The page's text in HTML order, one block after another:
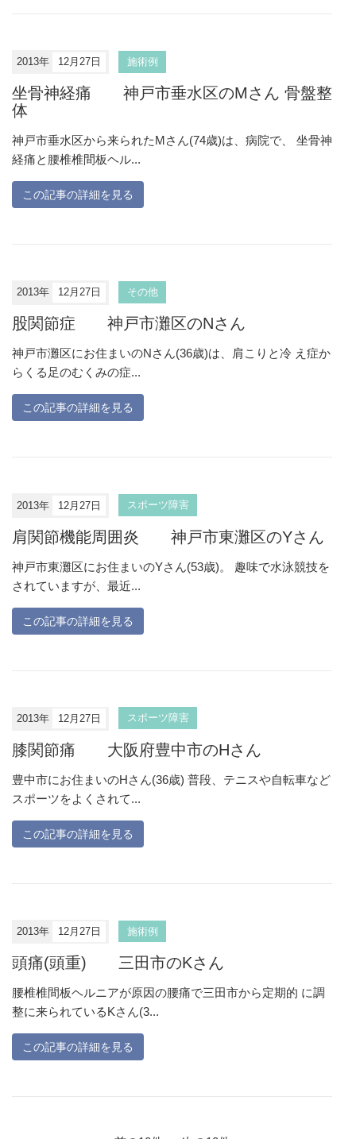
2013年 12月27日 施術例
坐骨神経痛 神戸市垂水区のMさん 骨盤整
体
神戸市垂水区から来られたMさん(74歳)は、病院で、 坐骨神
経痛と腰椎椎間板ヘル...
この記事の詳細を見る
2013年 12月27日 その他
股関節症 神戸市灘区のNさん
神戸市灘区にお住まいのNさん(36歳)は、肩こりと冷 え症か
らくる足のむくみの症...
この記事の詳細を見る
2013年 12月27日 スポーツ障害
肩関節機能周囲炎 神戸市東灘区のYさん
神戸市東灘区にお住まいのYさん(53歳)。 趣味で水泳競技を
されていますが、最近...
この記事の詳細を見る
2013年 12月27日 スポーツ障害
膝関節痛 大阪府豊中市のHさん
豊中市にお住まいのHさん(36歳) 普段、テニスや自転車など
スポーツをよくされて...
この記事の詳細を見る
2013年 12月27日 施術例
頭痛(頭重) 三田市のKさん
腰椎椎間板ヘルニアが原因の腰痛で三田市から定期的 に調
整に来られているKさん(3...
この記事の詳細を見る